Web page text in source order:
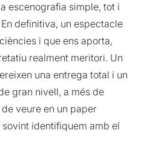
escenografia simple, tot i
definitiva, un espectacle
i que ens aporta,
realment meritori. Un
una entrega total i un
gran nivell, a més de
veure en un paper
identifiquem amb el